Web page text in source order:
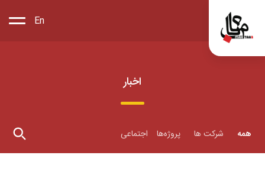
En
اخبار
همه شرکت ها پروژه‌ها اجتماعی